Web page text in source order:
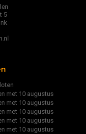
5
met 10 augustus
met 10 augustus
met 10 augustus
met 10 augustus
met 10 augustus